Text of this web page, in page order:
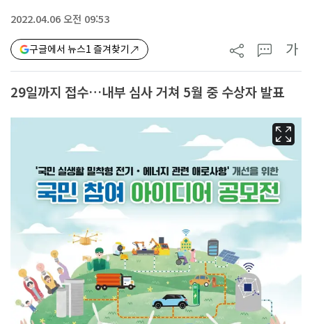
2022.04.06 오전 09:53
구글에서 뉴스1 즐겨찾기 가
29일까지 접수…내부 심사 거쳐 5월 중 수상자 발표